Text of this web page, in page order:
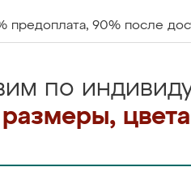
предоплата, 90% после
по